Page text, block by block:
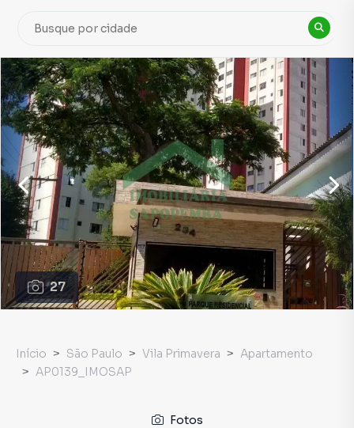
27
Início São Paulo Vila Primavera
Apartamento
AP0139_IMOSAP
Fotos